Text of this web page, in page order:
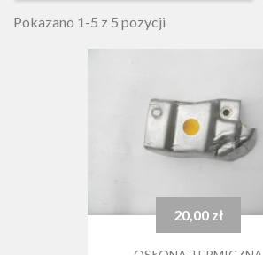
Pokazano 1-5 z 5 pozycji
Cena20,00 zł